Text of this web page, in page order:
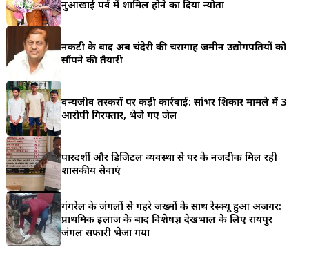
नुआखाई पर्व में शामिल होने का दिया न्योता
नकटी के बाद अब चंदेरी की चरागाह जमीन उद्योगपतियों को
सौंपने की तैयारी
वन्यजीव तस्करों पर कड़ी कार्रवाई: सांभर शिकार मामले में 3
आरोपी गिरफ्तार, भेजे गए जेल
पारदर्शी और डिजिटल व्यवस्था से घर के नजदीक मिल रही
शासकीय सेवाएं
गंगरेल के जंगलों से गहरे जख्मों के साथ रेस्क्यू हुआ अजगर:
प्राथमिक इलाज के बाद विशेषज्ञ देखभाल के लिए रायपुर
जंगल सफारी भेजा गया